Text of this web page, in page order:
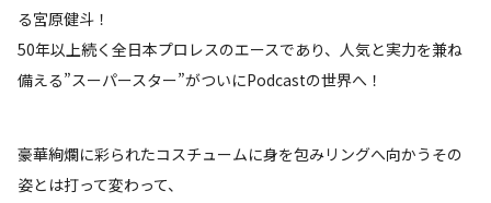
る宮原健斗！
50年以上続く全日本プロレスのエースであり、人気と実力を兼ね
備える”スーパースター”がついにPodcastの世界へ！
豪華絢爛に彩られたコスチュームに身を包みリングへ向かうその
姿とは打って変わって、